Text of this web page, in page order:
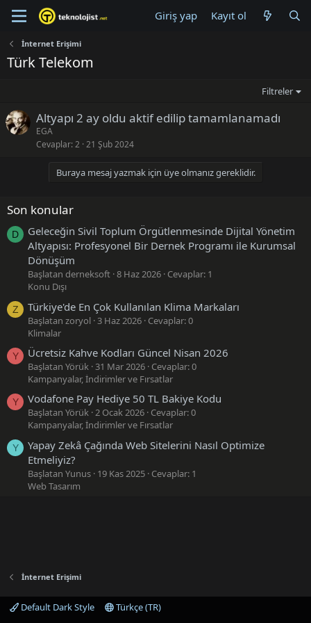
Giriş yap Kayıt ol
İnternet Erişimi
Türk Telekom
Filtreler
Altyapı 2 ay oldu aktif edilip tamamlanamadı
EGA
Cevaplar 2 21 Şub 2024
Buraya mesaj yazmak için üye olmanız gereklidir.
Son konular
D
Geleceğin Sivil Toplum Örgütlenmesinde Dijital Yönetim
Altyapısı: Profesyonel Bir Dernek Programı ile Kurumsal
Dönüşüm
Başlatan derneksoft 8 Haz 2026 Cevaplar: 1
Konu Dışı
Z Türkiye'de En Çok Kullanılan Klima Markaları
Başlatan zoryol 3 Haz 2026 Cevaplar: 0
Klimalar
Y Ücretsiz Kahve Kodları Güncel Nisan 2026
Başlatan Yörük 31 Mar 2026 Cevaplar: 0
Kampanyalar, İndirimler ve Fırsatlar
Y Vodafone Pay Hediye 50 TL Bakiye Kodu
Başlatan Yörük 2 Ocak 2026 Cevaplar: 0
Kampanyalar, İndirimler ve Fırsatlar
Y
Yapay Zekâ Çağında Web Sitelerini Nasıl Optimize
Etmeliyiz?
Başlatan Yunus 19 Kas 2025 Cevaplar: 1
Web Tasarım
İnternet Erişimi
Default Dark Style
Türkçe (TR)